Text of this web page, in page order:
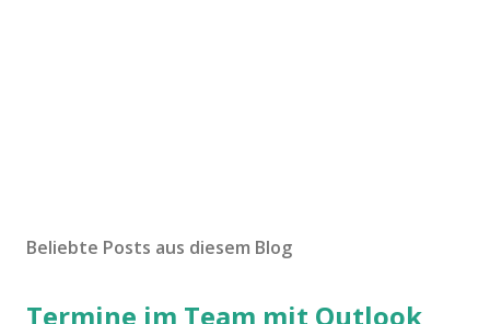
Beliebte Posts aus diesem Blog
Termine im Team mit Outlook